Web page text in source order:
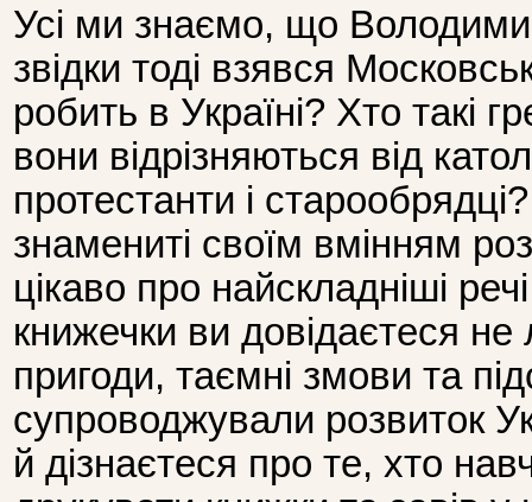
Усі ми знаємо, що
звідки тоді взявся
робить в Україні? Хто такі
вони відрізняються від
протестанти і
знамениті своїм вмінням
цікаво про найскладніші
книжечки ви довідаєтеся
пригоди, таємні змови та
супроводжували розвиток
й дізнаєтеся про те, хто